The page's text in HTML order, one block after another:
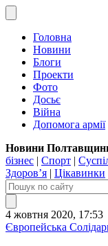
Головна
Новини
Блоги
Проекти
Фото
Досьє
Війна
Допомога армії
Новини
бізнес | Спорт |
Здоров’я | Цікавинки
4 жовтня 2020, 17:53
Європейська